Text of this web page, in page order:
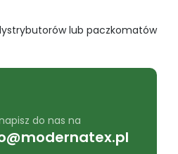
lub paczkomatów
do nas na